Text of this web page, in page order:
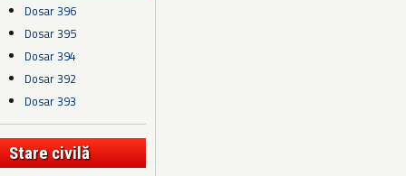
Dosar 396
Dosar 395
Dosar 394
Dosar 392
Dosar 393
Stare civilă